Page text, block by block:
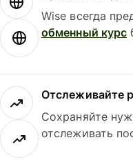
Wise всегда
обменный курс
Отслеживайте
Сохраняйте
отслеживать